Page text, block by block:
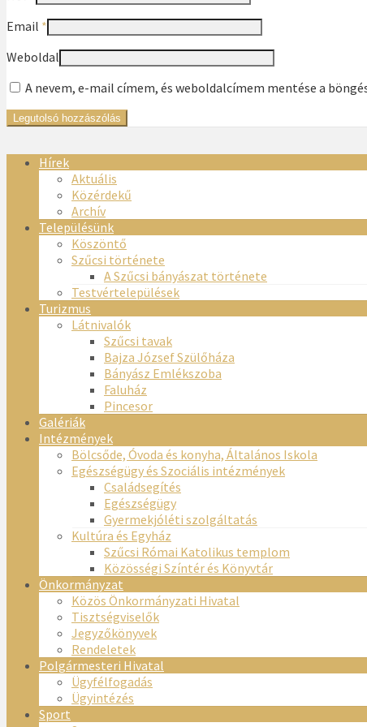
Email *
Weboldal
A nevem, e-mail címem, és weboldalcímem mentése a
Hírek
Aktuális
Közérdekű
Archív
Településünk
Köszöntő
Szűcsi története
A Szűcsi bányászat története
Testvértelepülések
Turizmus
Látnivalók
Szűcsi tavak
Bajza József Szülőháza
Bányász Emlékszoba
Faluház
Pincesor
Galériák
Intézmények
Bölcsőde, Óvoda és konyha, Általános Iskola
Egészségügy és Szociális intézmények
Családsegítés
Egészségügy
Gyermekjóléti szolgáltatás
Kultúra és Egyház
Szűcsi Római Katolikus templom
Közösségi Színtér és Könyvtár
Önkormányzat
Közös Önkormányzati Hivatal
Tisztségviselők
Jegyzőkönyvek
Rendeletek
Polgármesteri Hivatal
Ügyfélfogadás
Ügyintézés
Sport